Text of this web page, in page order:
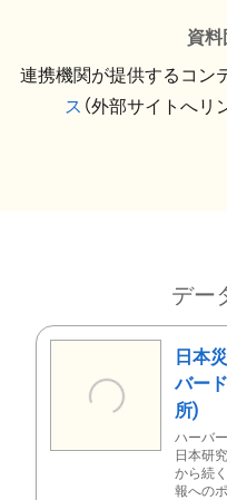
資
連携機関が提供するコン
ス （外部サイトへリ
デー
日本
バー
所)
ハーバ
日本研
から続
報への